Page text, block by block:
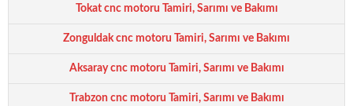
Tokat cnc motoru Tamiri, Sarımı ve Bakımı
Zonguldak cnc motoru Tamiri, Sarımı ve Bakımı
Aksaray cnc motoru Tamiri, Sarımı ve Bakımı
Trabzon cnc motoru Tamiri, Sarımı ve Bakımı